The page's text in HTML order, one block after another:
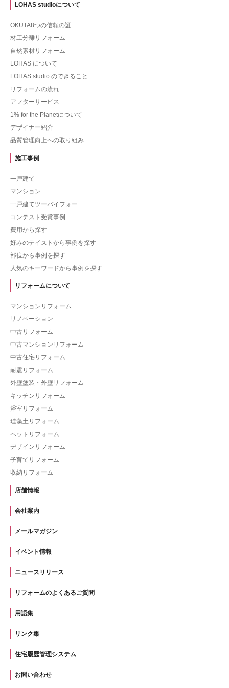
LOHAS studioについて
OKUTA8つの信頼の証
材工分離リフォーム
自然素材リフォーム
LOHAS について
LOHAS studio のできること
リフォームの流れ
アフターサービス
1% for the Planetについて
デザイナー紹介
品質管理向上への取り組み
施工事例
一戸建て
マンション
一戸建てツーバイフォー
コンテスト受賞事例
費用から探す
好みのテイストから事例を探す
部位から事例を探す
人気のキーワードから事例を探す
リフォームについて
マンションリフォーム
リノベーション
中古リフォーム
中古マンションリフォーム
中古住宅リフォーム
耐震リフォーム
外壁塗装・外壁リフォーム
キッチンリフォーム
浴室リフォーム
珪藻土リフォーム
ペットリフォーム
デザインリフォーム
子育てリフォーム
収納リフォーム
店舗情報
会社案内
メールマガジン
イベント情報
ニュースリリース
リフォームのよくあるご質問
用語集
リンク集
住宅履歴管理システム
お問い合わせ